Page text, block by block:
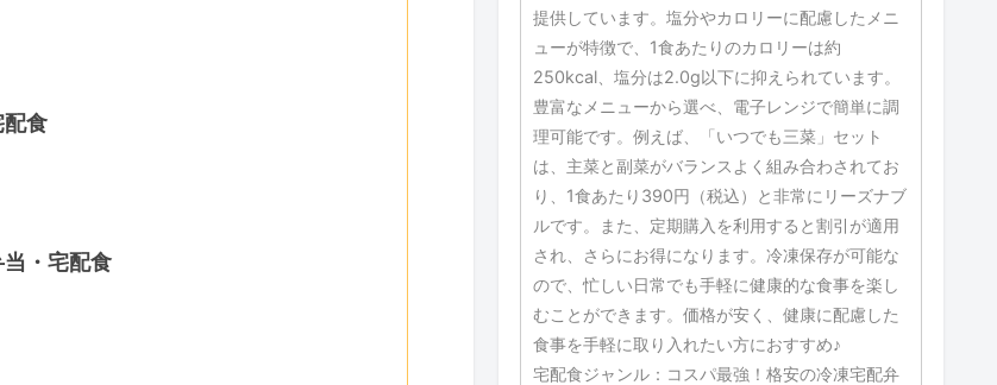
食
・宅配食
提供しています。塩分やカロリーに配慮したメニ
ューが特徴で、1食あたりのカロリーは約
250kcal、塩分は2.0g以下に抑えられています。
豊富なメニューから選べ、電子レンジで簡単に調
理可能です。例えば、「いつでも三菜」セット
は、主菜と副菜がバランスよく組み合わされてお
り、1食あたり390円（税込）と非常にリーズナブ
ルです。また、定期購入を利用すると割引が適用
され、さらにお得になります。冷凍保存が可能な
ので、忙しい日常でも手軽に健康的な食事を楽し
むことができます。価格が安く、健康に配慮した
食事を手軽に取り入れたい方におすすめ♪
宅配食ジャンル：コスパ最強！格安の冷凍宅配弁